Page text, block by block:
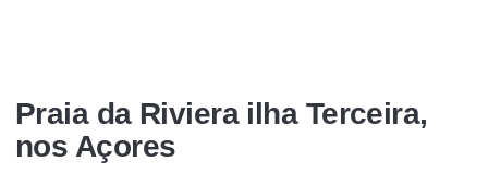
Praia da Riviera ilha Terceira,
nos Açores